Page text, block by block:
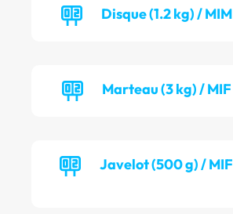
Disque (1.2 kg) / MIM
Marteau (3 kg) / MIF
Javelot (500 g) / MIF